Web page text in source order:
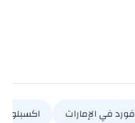
فورد في الإمارات